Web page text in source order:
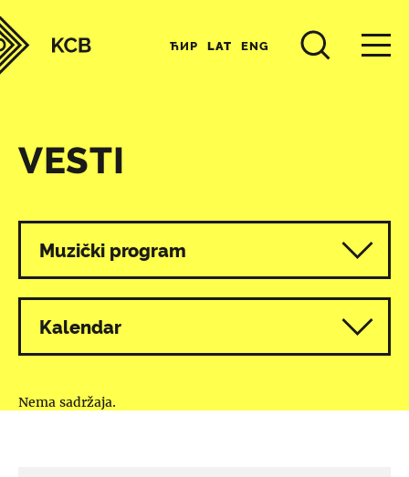
ЋИР LAT ENG
VESTI
Svi programi
Muzički program
Kalendar
Nema sadržaja.